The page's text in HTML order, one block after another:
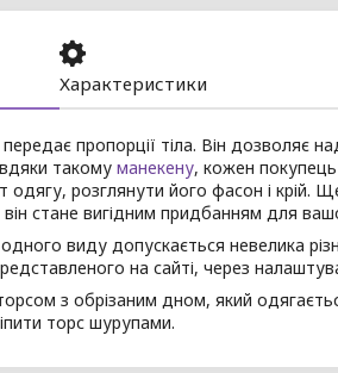
Характеристики
пропорції тіла. Він дозволяє
такому манекену, кожен
одягу, розглянути його фасон і
стане вигідним придбанням для
виду допускається невелика
на сайті, через
з обрізаним дном, який
торс шурупами.